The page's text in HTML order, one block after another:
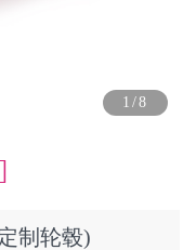
1/8
制轮毂)